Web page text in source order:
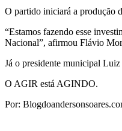
O partido iniciará a produção
“Estamos fazendo esse
Nacional”, afirmou Flávio
Já o presidente municipal
O AGIR está AGINDO.
Por: